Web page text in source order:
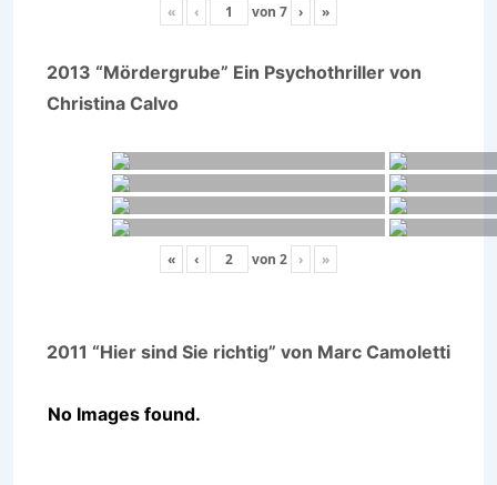
« ‹ von 7 › »
2013 “Mördergrube” Ein Psychothriller von
Christina Calvo
« ‹ von 2 › »
2011 “Hier sind Sie richtig” von Marc Camoletti
No Images found.